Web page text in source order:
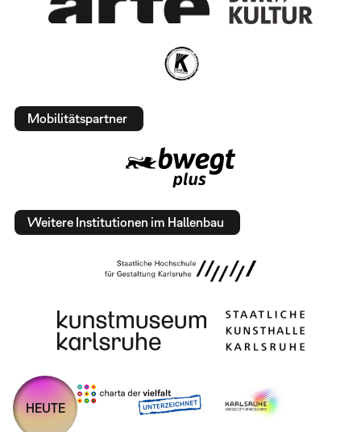
Mobilitätspartner
Weitere Institutionen im Hallenbau
HEUTE